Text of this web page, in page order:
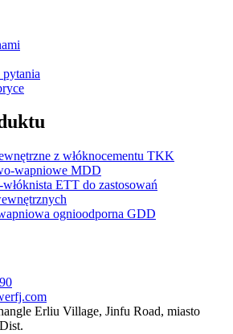
pytania
z włóknocementu TKK
wapniowe MDD
włóknista ETT do zastosowań
ognioodporna GDD
Erliu Village, Jinfu Road, miasto